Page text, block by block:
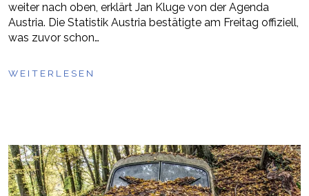
weiter nach oben, erklärt Jan Kluge von der Agenda
Austria. Die Statistik Austria bestätigte am Freitag offiziell,
was zuvor schon…
WEITERLESEN